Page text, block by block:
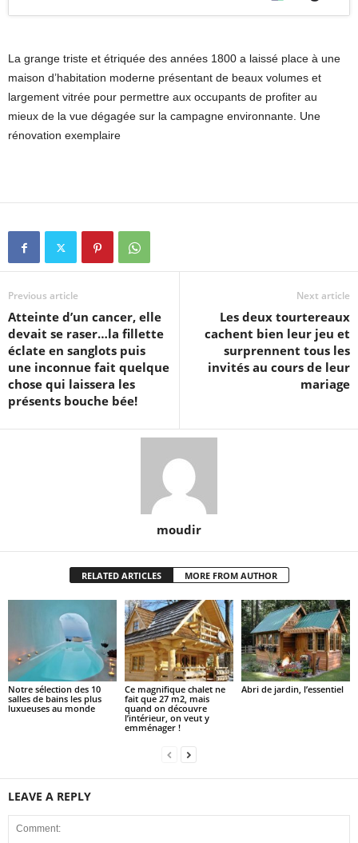
La grange triste et étriquée des années 1800 a laissé place à une
maison d’habitation moderne présentant de beaux volumes et
largement vitrée pour permettre aux occupants de profiter au
mieux de la vue dégagée sur la campagne environnante. Une
rénovation exemplaire
Previous article
Atteinte d’un cancer, elle
devait se raser…la fillette
éclate en sanglots puis
une inconnue fait quelque
chose qui laissera les
présents bouche bée!
Next article
Les deux tourtereaux
cachent bien leur jeu et
surprennent tous les
invités au cours de leur
mariage
moudir
RELATED ARTICLES MORE FROM AUTHOR
Notre sélection des 10
salles de bains les plus
luxueuses au monde
Ce magnifique chalet ne
fait que 27 m2, mais
quand on découvre
l’intérieur, on veut y
emménager !
Abri de jardin, l’essentiel
LEAVE A REPLY